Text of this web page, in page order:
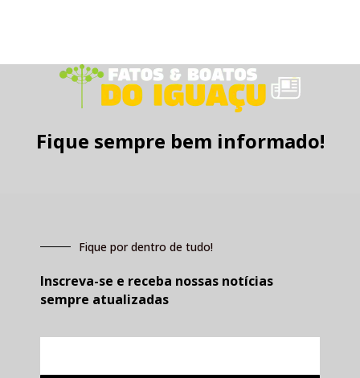
Fique sempre bem informado!
Fique por dentro de tudo!
Inscreva-se e receba nossas notícias
sempre atualizadas